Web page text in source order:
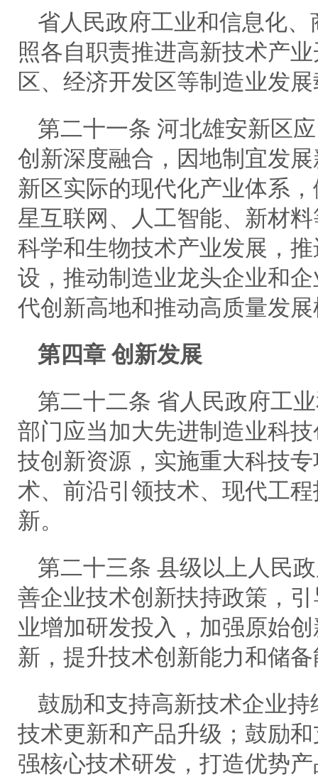
省人民政府工业和信息化
照各自职责推进高新技术产
区、经济开发区等制造业发
第二十一条 河北雄安新区
创新深度融合，因地制宜发
新区实际的现代化产业体系
星互联网、人工智能、新材
科学和生物技术产业发展，
设，推动制造业龙头企业和
代创新高地和推动高质量发
第四章 创新发展
第二十二条 省人民政府工
部门应当加大先进制造业科
技创新资源，实施重大科技
术、前沿引领技术、现代工
新。
第二十三条 县级以上人民
善企业技术创新扶持政策，
业增加研发投入，加强原始
新，提升技术创新能力和储
鼓励和支持高新技术企业
技术更新和产品升级；鼓励
强核心技术研发，打造优势